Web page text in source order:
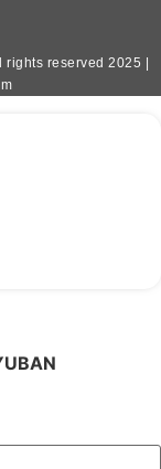
reserved 2025 |